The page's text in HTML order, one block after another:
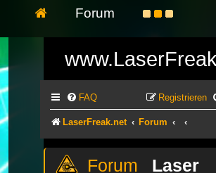
Forum
FAQ Registrieren
LaserFreak.net Forum
Laser